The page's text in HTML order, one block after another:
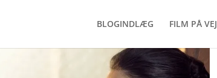
BLOGINDLÆG FILM PÅ VEJ